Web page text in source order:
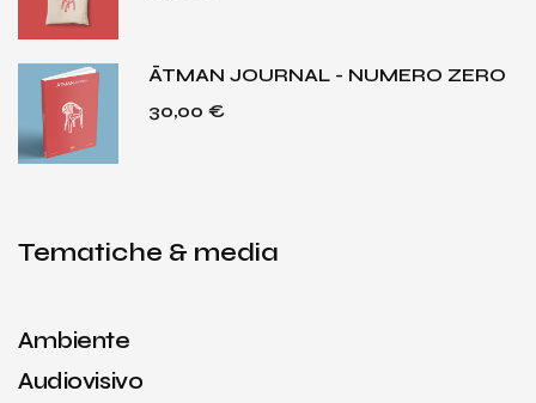
ĀTMAN JOURNAL - NUMERO ZERO
30,00 €
Tematiche & media
Ambiente
Audiovisivo